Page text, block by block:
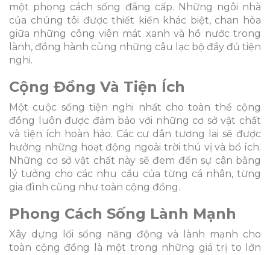
một phong cách sống đẳng cấp. Những ngôi nhà
của chúng tôi được thiết kiến khác biệt, chan hòa
giữa những công viên mát xanh và hồ nước trong
lành, đồng hành cùng những câu lạc bộ đầy đủ tiện
nghi.
Cộng Đồng Và Tiện Ích
Một cuộc sống tiện nghi nhất cho toàn thể cộng
đồng luôn được đảm bảo với những cơ sở vật chất
và tiện ích hoàn hảo. Các cư dân tương lai sẽ được
hưởng những hoạt động ngoài trời thú vị và bổ ích.
Những cơ sở vật chất này sẽ đem đến sự cân bằng
lý tưởng cho các nhu cầu của từng cá nhân, từng
gia đình cũng như toàn cộng đồng.
Phong Cách Sống Lành Mạnh
Xây dựng lối sống năng động và lành mạnh cho
toàn cộng đồng là một trong những giá trị to lớn